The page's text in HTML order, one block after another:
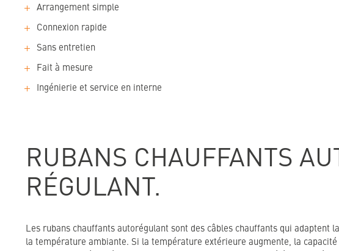
Arrangement simple
Connexion rapide
Sans entretien
Fait à mesure
Ingénierie et service en interne
RUBANS CHAUFFANTS
RÉGULANT.
Les rubans chauffants autorégulant sont des câbles chauffants qui adaptent
la température ambiante. Si la température extérieure augmente, la capacité